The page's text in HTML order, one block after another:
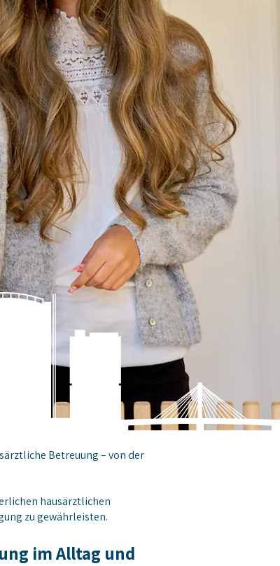
Betreuung – von der
hausärztlichen
zu gewährleisten.
im Alltag und